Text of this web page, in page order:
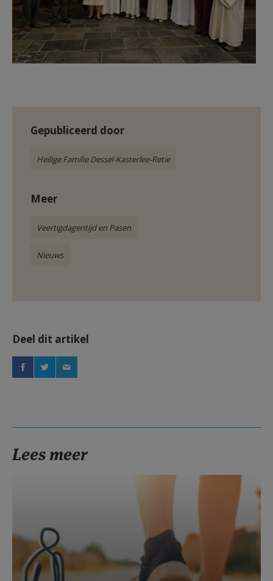
Gepubliceerd door
Heilige Familie Dessel-Kasterlee-Retie
Meer
Veertigdagentijd en Pasen
Nieuws
Deel dit artikel
Lees meer